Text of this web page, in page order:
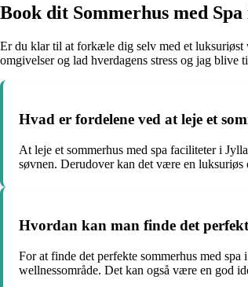
Book dit Sommerhus med
Er du klar til at forkæle dig selv med et luksuriøst
omgivelser og lad hverdagens stress og jag blive
Hvad er fordelene ved at leje et
At leje et sommerhus med spa faciliteter i
søvnen. Derudover kan det være en luksuriøs
Hvordan kan man finde det
For at finde det perfekte sommerhus med
wellnessområde. Det kan også være en god